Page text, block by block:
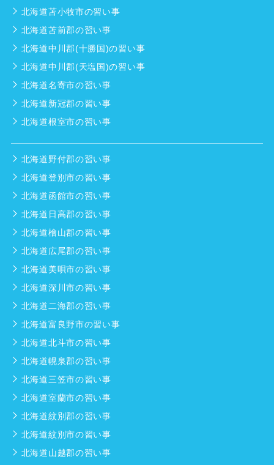
北海道苫小牧市の習い事
北海道苫前郡の習い事
北海道中川郡(十勝国)の習い事
北海道中川郡(天塩国)の習い事
北海道名寄市の習い事
北海道新冠郡の習い事
北海道根室市の習い事
北海道野付郡の習い事
北海道登別市の習い事
北海道函館市の習い事
北海道日高郡の習い事
北海道檜山郡の習い事
北海道広尾郡の習い事
北海道美唄市の習い事
北海道深川市の習い事
北海道二海郡の習い事
北海道富良野市の習い事
北海道北斗市の習い事
北海道幌泉郡の習い事
北海道三笠市の習い事
北海道室蘭市の習い事
北海道紋別郡の習い事
北海道紋別市の習い事
北海道山越郡の習い事